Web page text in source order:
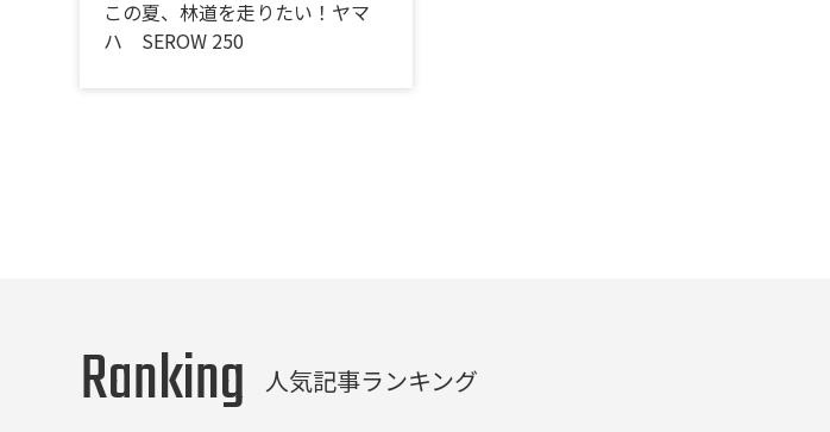
この夏、林道を走りたい！ヤマ
ハ SEROW 250
Ranking 人気記事ランキング